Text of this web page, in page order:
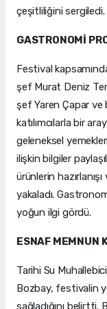
çeşitliliğini sergiledi.
GASTRONOMİ
Festival
şef Murat Deniz
şef Yaren Çapar ve
katılımcılarla bir
geleneksel
ilişkin bilgiler
ürünlerin
yakaladı.
yoğun ilgi gördü.
ESNAF MEMNUN
Tarihi Su
Bozbay, festivalin
sağladığını belirtti.